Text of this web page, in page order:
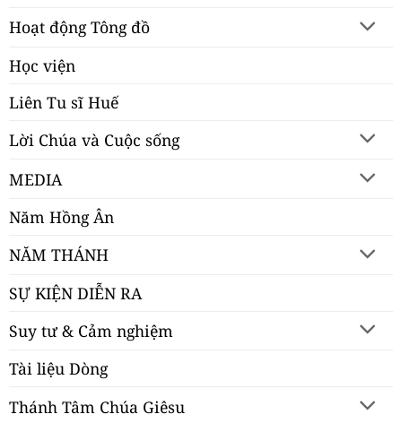
Hoạt động Tông đồ
Học viện
Liên Tu sĩ Huế
Lời Chúa và Cuộc sống
MEDIA
Năm Hồng Ân
NĂM THÁNH
SỰ KIỆN DIỄN RA
Suy tư & Cảm nghiệm
Tài liệu Dòng
Thánh Tâm Chúa Giêsu